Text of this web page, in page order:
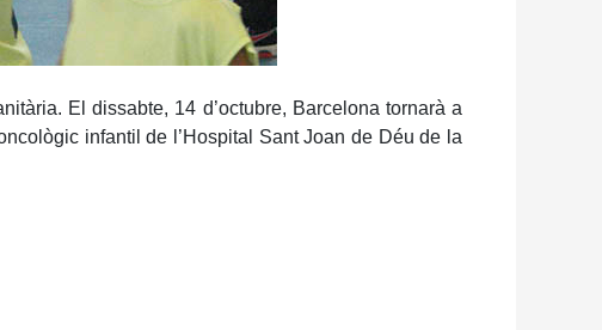
El dissabte, 14 d’octubre, Barcelona tornarà a
infantil de l’Hospital Sant Joan de Déu de la